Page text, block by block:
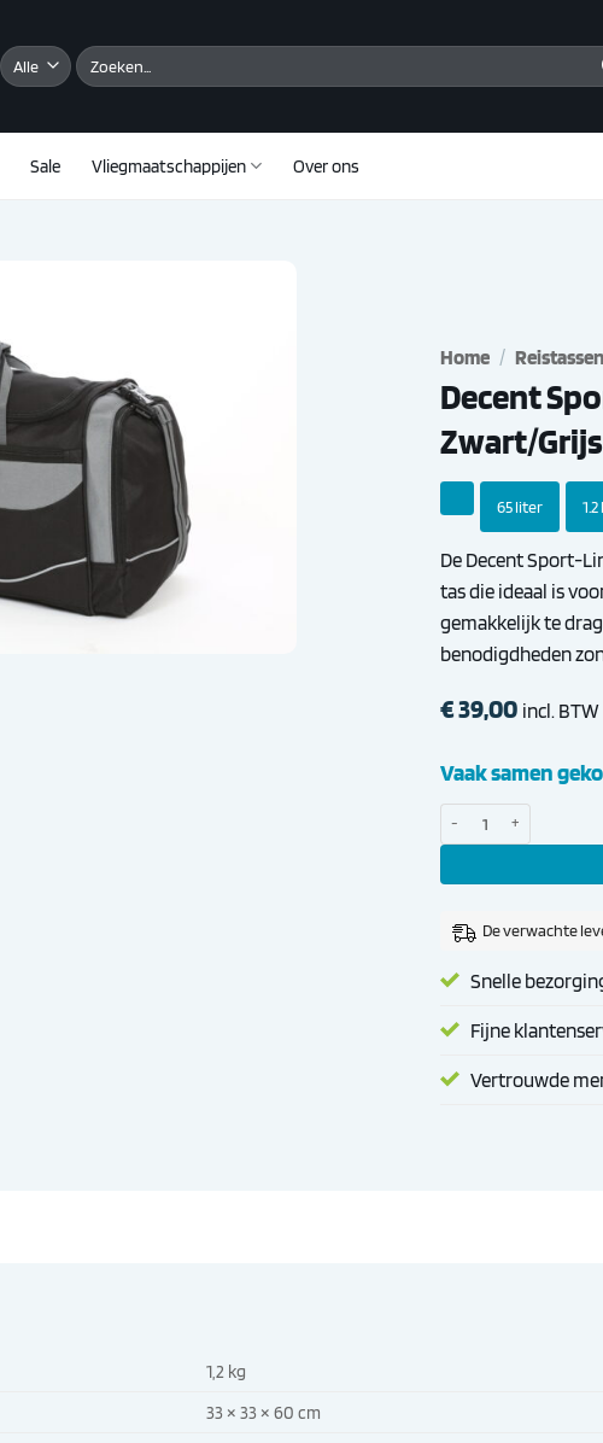
Zoeken
naar:
Sale Vliegmaatschappijen Over ons
Home / Reistassen
Decent
Zwart/Grijs
65 liter
De Decent Sport-
tas die ideaal is
gemakkelijk te
benodigdheden
€39,00 incl. BTW
Vaak samen
De verwachte
Snelle
Fijne
Vertrouwde
1,2 kg
33 × 33 × 60 cm